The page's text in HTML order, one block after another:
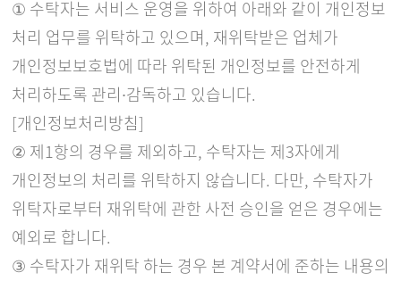
① 수탁자는 서비스 운영을 위하여 아래와 같이 개인정보
처리 업무를 위탁하고 있으며, 재위탁받은 업체가
개인정보보호법에 따라 위탁된 개인정보를 안전하게
처리하도록 관리∙감독하고 있습니다.
[개인정보처리방침]
② 제1항의 경우를 제외하고, 수탁자는 제3자에게
개인정보의 처리를 위탁하지 않습니다. 다만, 수탁자가
위탁자로부터 재위탁에 관한 사전 승인을 얻은 경우에는
예외로 합니다.
③ 수탁자가 재위탁 하는 경우 본 계약서에 준하는 내용의